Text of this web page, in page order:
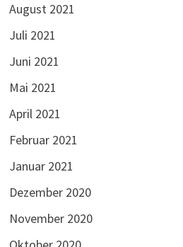
August 2021
Juli 2021
Juni 2021
Mai 2021
April 2021
Februar 2021
Januar 2021
Dezember 2020
November 2020